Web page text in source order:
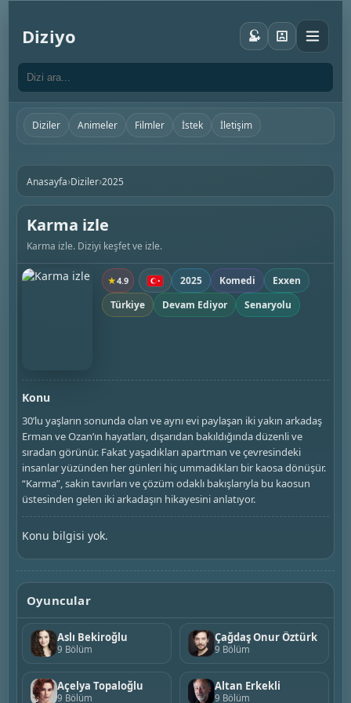
Diziyo
Diziler Animeler Filmler İstek İletişim
Anasayfa›Diziler›2025
Karma izle
Karma izle. Diziyi keşfet ve izle.
★4.9 2025 Komedi
Exxen
Türkiye
Devam Ediyor Senaryolu
Konu
30’lu yaşların sonunda olan ve aynı evi paylaşan iki yakın arkadaş
Erman ve Ozan’ın hayatları, dışarıdan bakıldığında düzenli ve
sıradan görünür. Fakat yaşadıkları apartman ve çevresindeki
insanlar yüzünden her günleri hiç ummadıkları bir kaosa dönüşür.
“Karma”, sakin tavırları ve çözüm odaklı bakışlarıyla bu kaosun
üstesinden gelen iki arkadaşın hikayesini anlatıyor.
Konu bilgisi yok.
Oyuncular
Aslı Bekiroğlu
9 Bölüm
Çağdaş Onur Öztürk
9 Bölüm
Açelya Topaloğlu
9 Bölüm
Altan Erkekli
9 Bölüm